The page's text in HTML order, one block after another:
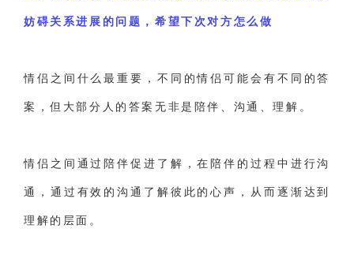
妨碍关系进展的问题，希望下次对方怎么做
情侣之间什么最重要，不同的情侣可能会有不同的答
案，但大部分人的答案无非是陪伴、沟通、理解。
情侣之间通过陪伴促进了解，在陪伴的过程中进行沟
通，通过有效的沟通了解彼此的心声，从而逐渐达到
理解的层面。